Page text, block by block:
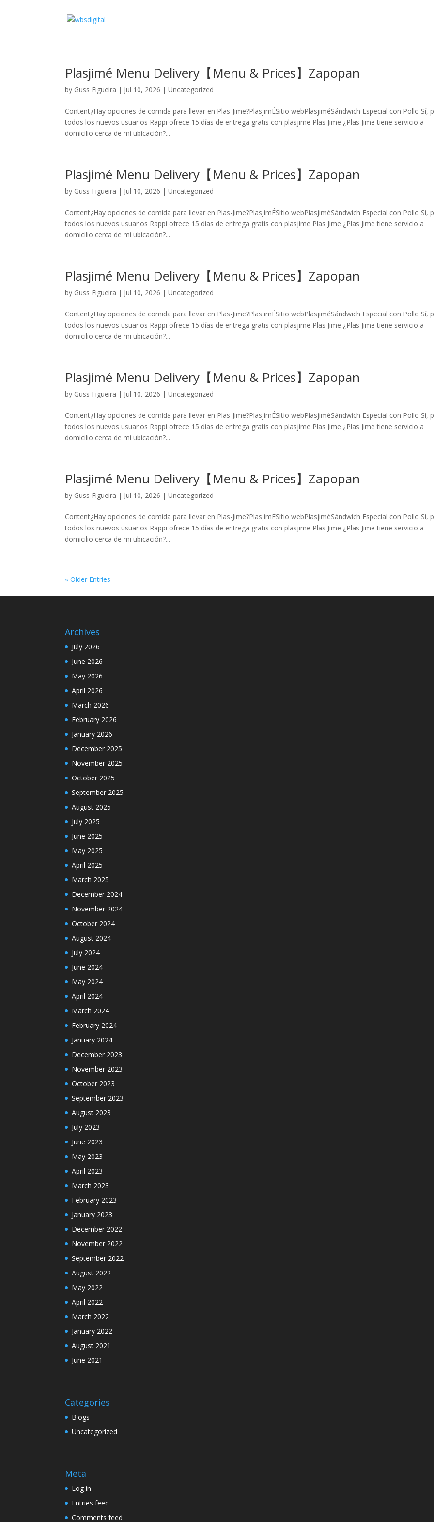
Plasjimé Menu Delivery【Menu & Prices】Zapopan
by Guss Figueira | Jul 10, 2026 |Uncategorized
Content¿Hay opciones de comida para llevar en Plas-Jime?PlasjimÉSitio webPlasjiméSándwich Especial con Pollo Sí,
todos los nuevos usuarios Rappi ofrece 15 días de entrega gratis con plasjime Plas Jime ¿Plas Jime tiene servicio a
domicilio cerca de mi ubicación?...
Plasjimé Menu Delivery【Menu & Prices】Zapopan
by Guss Figueira | Jul 10, 2026 |Uncategorized
Content¿Hay opciones de comida para llevar en Plas-Jime?PlasjimÉSitio webPlasjiméSándwich Especial con Pollo Sí,
todos los nuevos usuarios Rappi ofrece 15 días de entrega gratis con plasjime Plas Jime ¿Plas Jime tiene servicio a
domicilio cerca de mi ubicación?...
Plasjimé Menu Delivery【Menu & Prices】Zapopan
by Guss Figueira | Jul 10, 2026 |Uncategorized
Content¿Hay opciones de comida para llevar en Plas-Jime?PlasjimÉSitio webPlasjiméSándwich Especial con Pollo Sí,
todos los nuevos usuarios Rappi ofrece 15 días de entrega gratis con plasjime Plas Jime ¿Plas Jime tiene servicio a
domicilio cerca de mi ubicación?...
Plasjimé Menu Delivery【Menu & Prices】Zapopan
by Guss Figueira | Jul 10, 2026 |Uncategorized
Content¿Hay opciones de comida para llevar en Plas-Jime?PlasjimÉSitio webPlasjiméSándwich Especial con Pollo Sí,
todos los nuevos usuarios Rappi ofrece 15 días de entrega gratis con plasjime Plas Jime ¿Plas Jime tiene servicio a
domicilio cerca de mi ubicación?...
Plasjimé Menu Delivery【Menu & Prices】Zapopan
by Guss Figueira | Jul 10, 2026 |Uncategorized
Content¿Hay opciones de comida para llevar en Plas-Jime?PlasjimÉSitio webPlasjiméSándwich Especial con Pollo Sí,
todos los nuevos usuarios Rappi ofrece 15 días de entrega gratis con plasjime Plas Jime ¿Plas Jime tiene servicio a
domicilio cerca de mi ubicación?...
« Older Entries
Archives
July 2026
June 2026
May 2026
April 2026
March 2026
February 2026
January 2026
December 2025
November 2025
October 2025
September 2025
August 2025
July 2025
June 2025
May 2025
April 2025
March 2025
December 2024
November 2024
October 2024
August 2024
July 2024
June 2024
May 2024
April 2024
March 2024
February 2024
January 2024
December 2023
November 2023
October 2023
September 2023
August 2023
July 2023
June 2023
May 2023
April 2023
March 2023
February 2023
January 2023
December 2022
November 2022
September 2022
August 2022
May 2022
April 2022
March 2022
January 2022
August 2021
June 2021
Categories
Blogs
Uncategorized
Meta
Log in
Entries feed
Comments feed